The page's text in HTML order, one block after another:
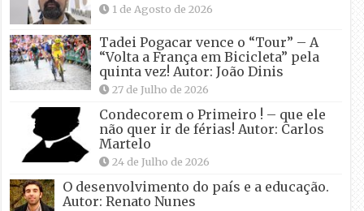
1 de Agosto de 2026
Tadei Pogacar vence o “Tour” – A
“Volta a França em Bicicleta” pela
quinta vez! Autor: João Dinis
27 de Julho de 2026
Condecorem o Primeiro ! – que ele
não quer ir de férias! Autor: Carlos
Martelo
24 de Julho de 2026
O desenvolvimento do país e a educação.
Autor: Renato Nunes